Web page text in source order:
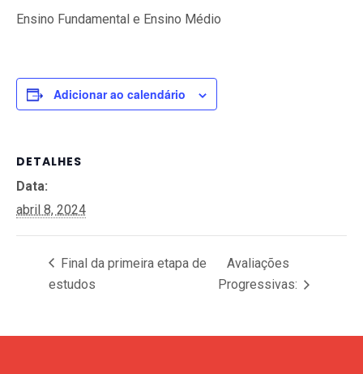
Ensino Fundamental e Ensino Médio
Adicionar ao calendário
DETALHES
Data:
abril 8, 2024
Final da primeira etapa de
estudos
Avaliações
Progressivas: